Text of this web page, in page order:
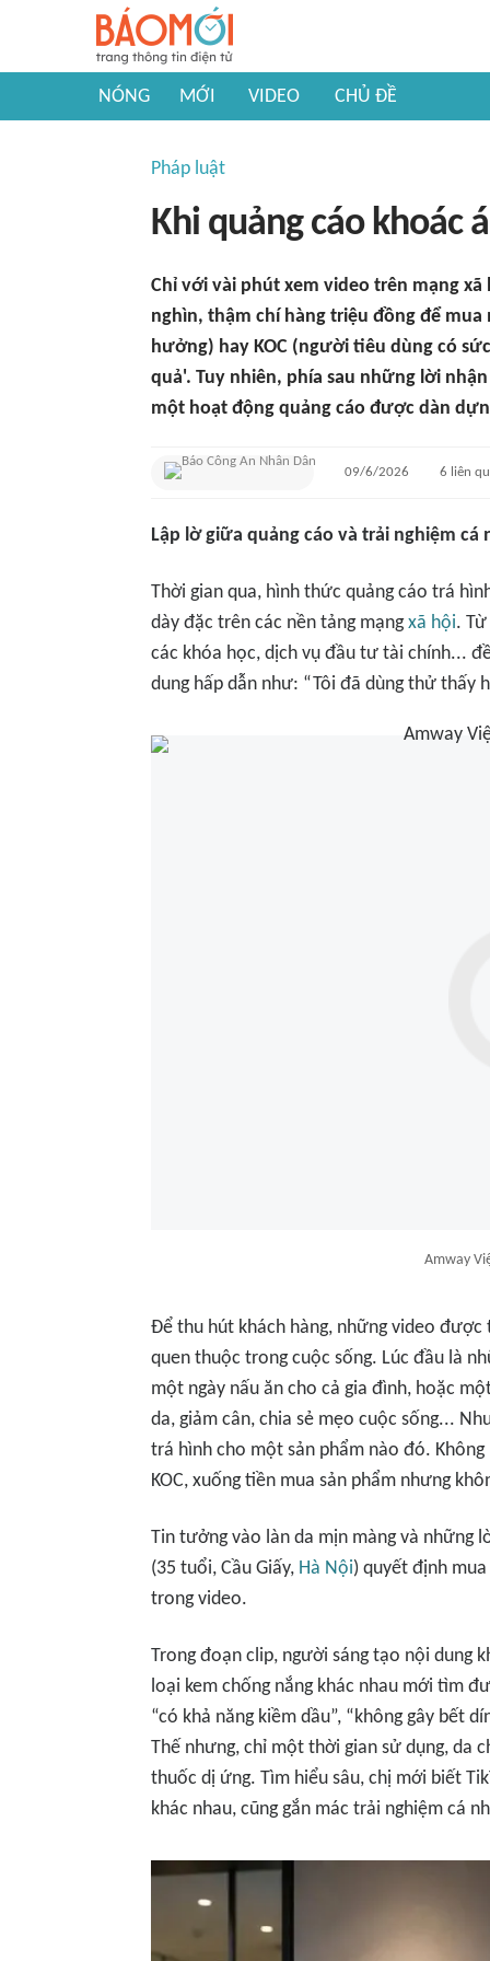
NÓNG MỚI VIDEO CHỦ ĐỀ
Pháp luật
Khi quảng cáo khoác
Chỉ với vài phút xem video trên mạng
nghìn, thậm chí hàng triệu đồng để
hưởng) hay KOC (người tiêu dùng có
quả'. Tuy nhiên, phía sau những lời
một hoạt động quảng cáo được dàn
09/6/2026 6 liên
Lập lờ giữa quảng cáo và trải nghiệm cá
Thời gian qua, hình thức quảng cáo trá
dày đặc trên các nền tảng mạngxã hội.
các khóa học, dịch vụ đầu tư tài chính...
dung hấp dẫn như: “Tôi đã dùng thử thấy
Amway
Để thu hút khách hàng, những video
quen thuộc trong cuộc sống. Lúc đầu là
một ngày nấu ăn cho cả gia đình, hoặc
da, giảm cân, chia sẻ mẹo cuộc sống...
trá hình cho một sản phẩm nào đó.
KOC, xuống tiền mua sản phẩm nhưng
Tin tưởng vào làn da mịn màng và những
(35 tuổi, Cầu Giấy, Hà Nội) quyết định
trong video.
Trong đoạn clip, người sáng tạo nội dung
loại kem chống nắng khác nhau mới tìm
“có khả năng kiềm dầu”, “không gây bết
Thế nhưng, chỉ một thời gian sử dụng, da
thuốc dị ứng. Tìm hiểu sâu, chị mới biết
khác nhau, cũng gắn mác trải nghiệm cá